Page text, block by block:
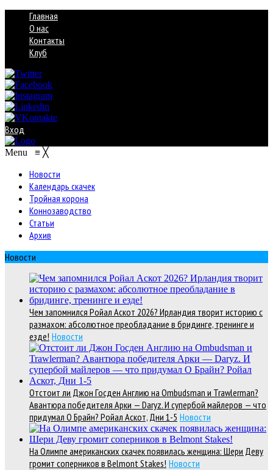
Главная
О нас
Контакты
Клуб
Вход
Menu ≡ ╳
Новости
Календарь скачек
Тройная корона
Коннозаводство
Статьи
Архив
Новости
Чем запомнился Ройал Аскот 2026? Ирландия творит историю с
размахом: абсолютное преобладание в бридинге, тренинге и
езде! Новости
Отстоит ли Джон Госден Англию на Ombudsman и Trawlerman?
Авантюра победителя Арки — Daryz. И супербой майлеров — что
придумал О Брайн? Ройал Аскот, Дни 1-5 Новости
На Олимпе американских скачек появилась женщина: Шери Деву
громит соперников в Belmont Stakes! Новости